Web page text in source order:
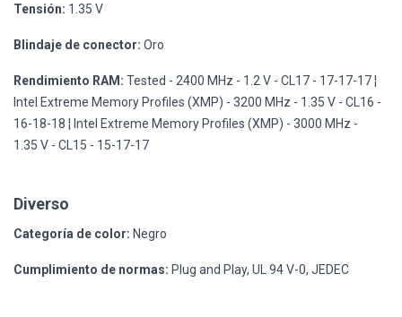
Tensión: 1.35 V
Blindaje de conector: Oro
Rendimiento RAM: Tested - 2400 MHz - 1.2 V - CL17 - 17-17-17 ¦
Intel Extreme Memory Profiles (XMP) - 3200 MHz - 1.35 V - CL16 -
16-18-18 ¦ Intel Extreme Memory Profiles (XMP) - 3000 MHz -
1.35 V - CL15 - 15-17-17
Diverso
Categoría de color: Negro
Cumplimiento de normas: Plug and Play, UL 94 V-0, JEDEC